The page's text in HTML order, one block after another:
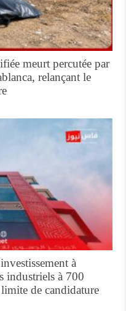
meurt percutée par
relançant le
à
industriels à 700
de candidature